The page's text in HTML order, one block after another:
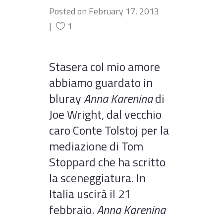
Posted on February 17, 2013
1
Stasera col mio amore
abbiamo guardato in
blurayAnna Kareninadi
Joe Wright, dal vecchio
caro Conte Tolstoj per la
mediazione di Tom
Stoppard che ha scritto
la sceneggiatura. In
Italia uscirà il 21
febbraio.Anna Karenina